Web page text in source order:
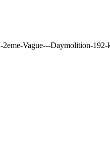
Vague---Daymolition-192-